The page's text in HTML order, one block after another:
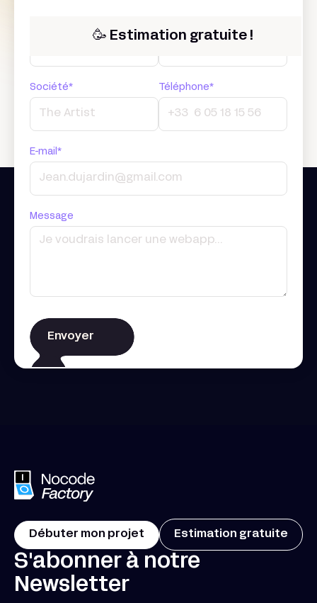
🥳 Estimation gratuite !
Société* Téléphone*
E-mail*
Message
Débuter mon projet Estimation gratuite
S'abonner à notre
Newsletter